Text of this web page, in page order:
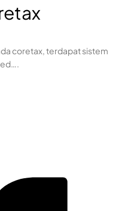
coretax, terdapat sistem